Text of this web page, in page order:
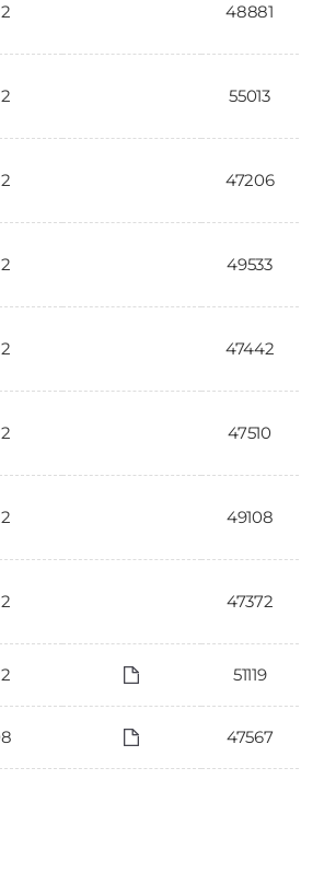
48881
55013
47206
49533
47442
47510
49108
47372
51119
47567